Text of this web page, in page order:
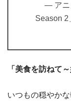
— アニ
Season 2
「美食を訪ねて
いつもの穏やか